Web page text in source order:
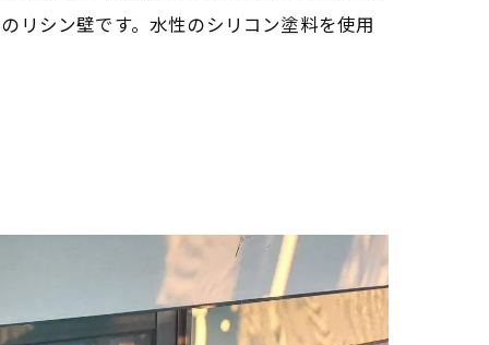
リシン壁です。水性のシリコン塗料を使用